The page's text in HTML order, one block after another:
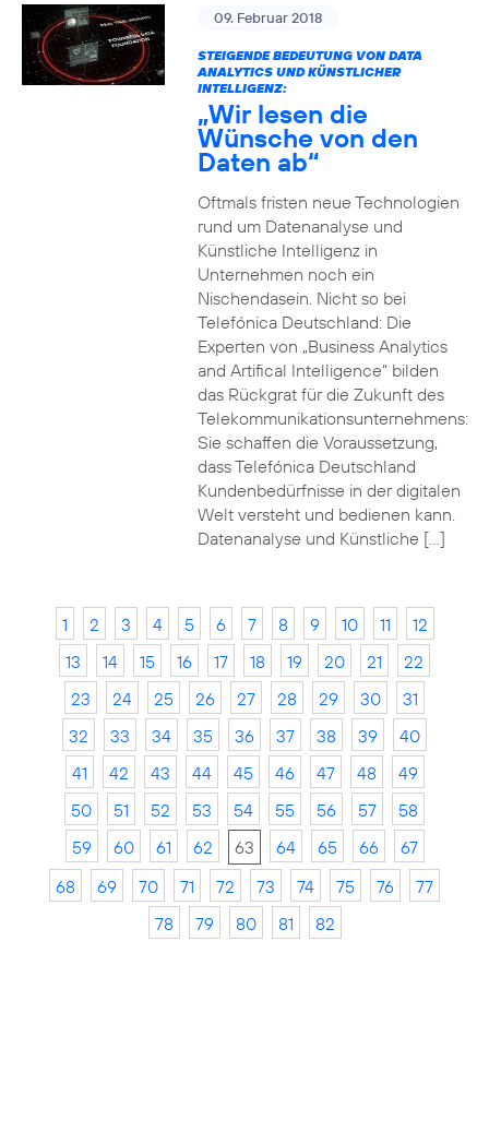
09. Februar 2018
STEIGENDE BEDEUTUNG VON DATA
ANALYTICS UND KÜNSTLICHER
INTELLIGENZ:
„Wir lesen die
Wünsche von den
Daten ab“
Oftmals fristen neue Technologien
rund um Datenanalyse und
Künstliche Intelligenz in
Unternehmen noch ein
Nischendasein. Nicht so bei
Telefónica Deutschland: Die
Experten von „Business Analytics
and Artifical Intelligence“ bilden
das Rückgrat für die Zukunft des
Telekommunikationsunternehmens:
Sie schaffen die Voraussetzung,
dass Telefónica Deutschland
Kundenbedürfnisse in der digitalen
Welt versteht und bedienen kann.
Datenanalyse und Künstliche […]
1 2 3 4 5 6 7 8 9 10 11
12
13
14 15 16 17 18 19 20 21
22
23
24 25 26 27 28 29 30
31
32
33 34 35 36 37 38 39
40
41
42 43 44 45 46 47 48
49
50
51 52 53 54 55 56 57
58
59
60 61 62 63 64 65 66
67
68
69 70 71 72 73 74 75 76
77
78
79 80 81 82